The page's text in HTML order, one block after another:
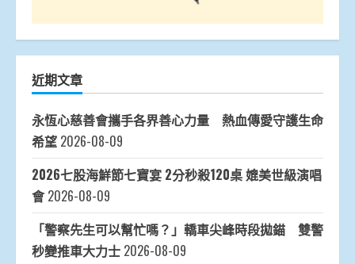
近期文章
永恆心慈善會攜手各界善心力量 熱血傳愛守護生命
希望 2026-08-09
2026七股海鮮節七寶宴 2分秒殺120桌 媲美世級演唱
會 2026-08-09
「警察先生可以幫忙嗎？」轎車尖峰時段拋錨 雙警
秒變推車大力士 2026-08-09